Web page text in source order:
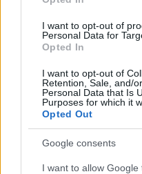
not limited to your visit or
use your data for below
consent section.
I want to opt-out of
Personal Data for
Opted In
I want to opt-out of
Retention, Sale, and/
Personal Data that Is
Purposes for which it
Opted Out
Google consents
I want to allow
Una joya para mujeres